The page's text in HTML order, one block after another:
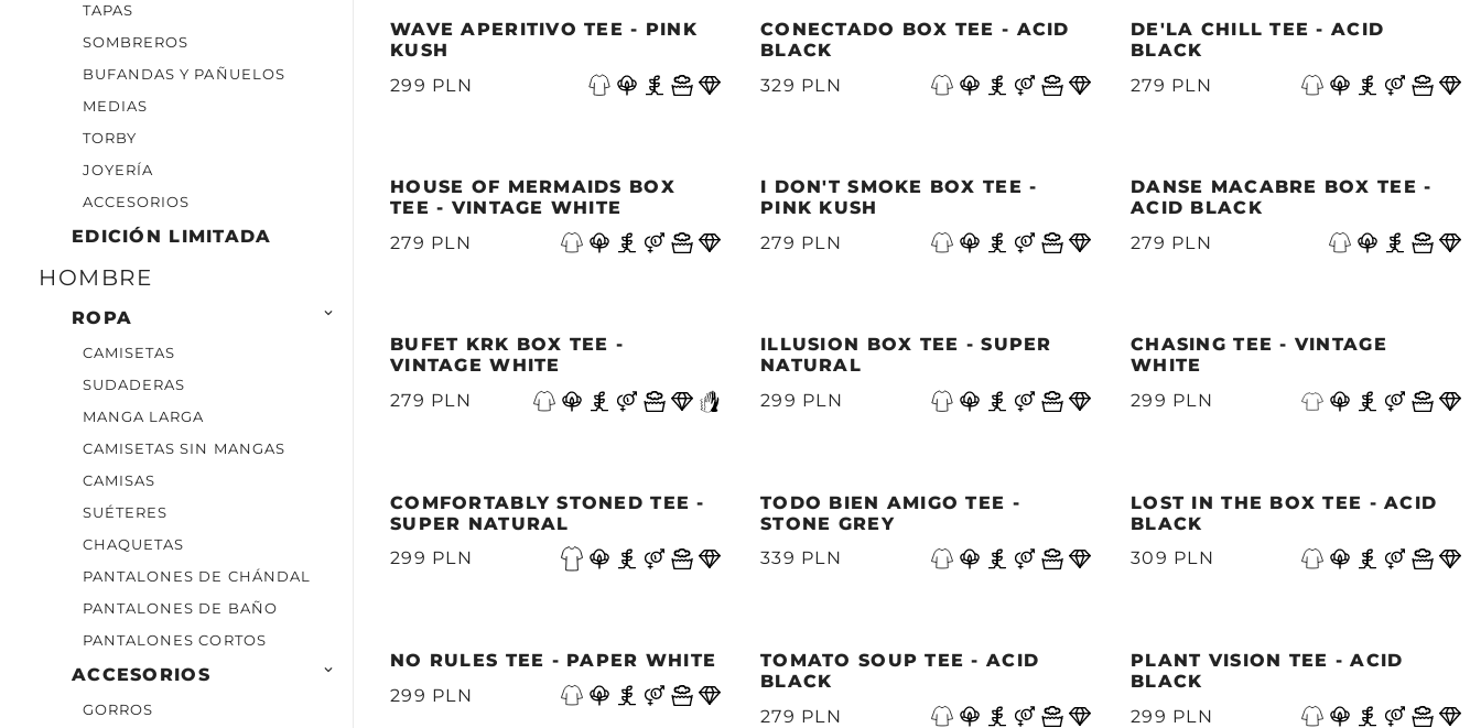
TAPAS
SOMBREROS
BUFANDAS Y PAÑUELOS
MEDIAS
TORBY
JOYERÍA
ACCESORIOS
EDICIÓN LIMITADA
HOMBRE
ROPA 
CAMISETAS
SUDADERAS
MANGA LARGA
CAMISETAS SIN MANGAS
CAMISAS
SUÉTERES
CHAQUETAS
PANTALONES DE CHÁNDAL
PANTALONES DE BAÑO
PANTALONES CORTOS
ACCESORIOS 
GORROS
WAVE APERITIVO TEE - PINK
KUSH
299 PLN
CONECTADO BOX TEE - ACID
BLACK
329 PLN
DE'LA CHILL TEE - ACID
BLACK
279 PLN
HOUSE OF MERMAIDS BOX
TEE - VINTAGE WHITE
279 PLN
I DON'T SMOKE BOX TEE -
PINK KUSH
279 PLN
DANSE MACABRE BOX TEE -
ACID BLACK
279 PLN
BUFET KRK BOX TEE -
VINTAGE WHITE
279 PLN
ILLUSION BOX TEE - SUPER
NATURAL
299 PLN
CHASING TEE - VINTAGE
WHITE
299 PLN
COMFORTABLY STONED TEE -
SUPER NATURAL
299 PLN
TODO BIEN AMIGO TEE -
STONE GREY
339 PLN
LOST IN THE BOX TEE - ACID
BLACK
309 PLN
NO RULES TEE - PAPER WHITE
299 PLN
TOMATO SOUP TEE - ACID
BLACK
279 PLN
PLANT VISION TEE - ACID
BLACK
299 PLN